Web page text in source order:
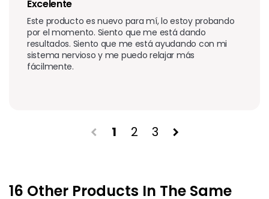
Excelente
Este producto es nuevo para mí, lo estoy probando
por el momento. Siento que me está dando
resultados. Siento que me está ayudando con mi
sistema nervioso y me puedo relajar más
fácilmente.
chevron_left 1 2 3 chevron_right
16 Other Products In The Same